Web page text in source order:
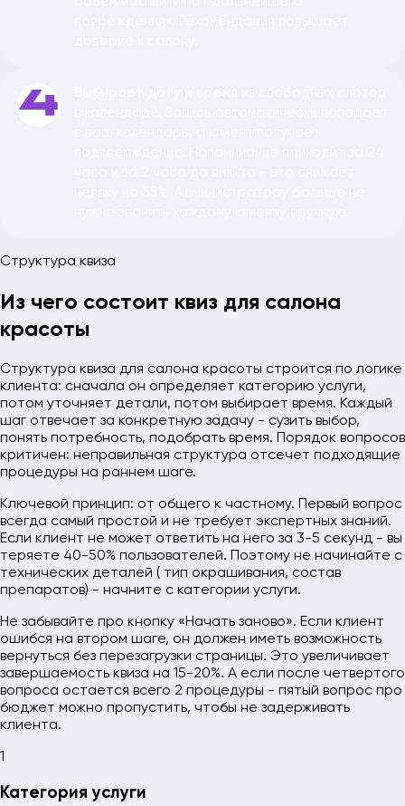
4
Структура квиза
Из чего состоит квиз для салона
красоты
Структура квиза для салона красоты строится по логике
клиента: сначала он определяет категорию услуги,
потом уточняет детали, потом выбирает время. Каждый
шаг отвечает за конкретную задачу - сузить выбор,
понять потребность, подобрать время. Порядок вопросов
критичен: неправильная структура отсечет подходящие
процедуры на раннем шаге.
Ключевой принцип: от общего к частному. Первый вопрос
всегда самый простой и не требует экспертных знаний.
Если клиент не может ответить на него за 3-5 секунд - вы
теряете 40-50% пользователей. Поэтому не начинайте с
технических деталей ( тип окрашивания, состав
препаратов) - начните с категории услуги.
Не забывайте про кнопку «Начать заново». Если клиент
ошибся на втором шаге, он должен иметь возможность
вернуться без перезагрузки страницы. Это увеличивает
завершаемость квиза на 15-20%. А если после четвертого
вопроса остается всего 2 процедуры - пятый вопрос про
бюджет можно пропустить, чтобы не задерживать
клиента.
1
Категория услуги